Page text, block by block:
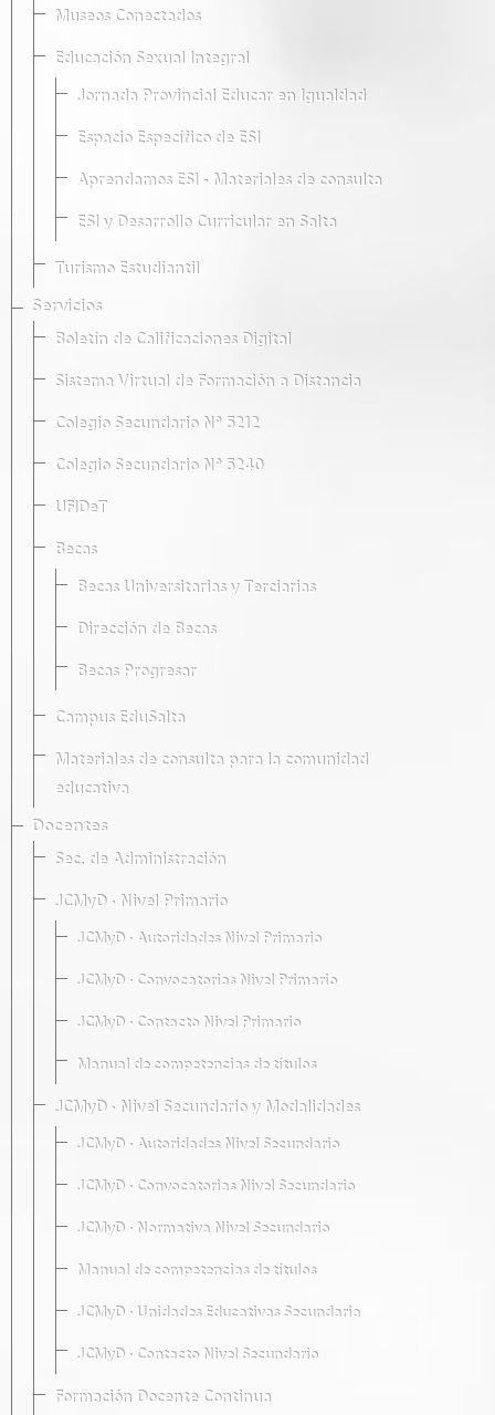
Museos Conectados
Educación Sexual Integral
Jornada Provincial Educar en Igualdad
Espacio Específico de ESI
Aprendamos ESI - Materiales de consulta
ESI y Desarrollo Curricular en Salta
Turismo Estudiantil
Servicios
Boletín de Calificaciones Digital
Sistema Virtual de Formación a Distancia
Colegio Secundario Nº 5212
Colegio Secundario Nº 5240
UFIDeT
Becas
Becas Universitarias y Terciarias
Dirección de Becas
Becas Progresar
Campus EduSalta
Materiales de consulta para la comunidad
educativa
Docentes
Sec. de Administración
JCMyD · Nivel Primario
JCMyD · Autoridades Nivel Primario
JCMyD · Convocatorias Nivel Primario
JCMyD · Contacto Nivel Primario
Manual de competencias de títulos
JCMyD · Nivel Secundario y Modalidades
JCMyD · Autoridades Nivel Secundario
JCMyD · Convocatorias Nivel Secundario
JCMyD · Normativa Nivel Secundario
Manual de competencias de títulos
JCMyD · Unidades Educativas Secundaria
JCMyD · Contacto Nivel Secundario
Formación Docente Continua